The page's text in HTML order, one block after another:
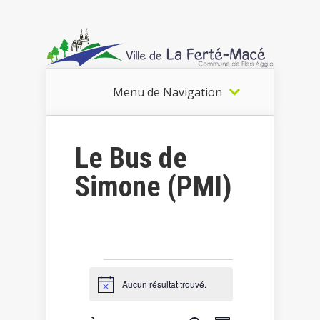
Menu de Navigation
Le Bus de
Simone (PMI)
Évènements
Notice Aucun résultat trouvé.